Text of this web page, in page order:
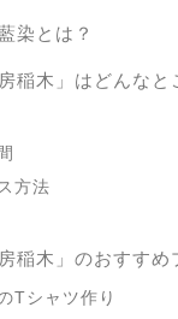
染とは？
房稲木」はどんなと
方法
房稲木」のおすす
Tシャツ作り